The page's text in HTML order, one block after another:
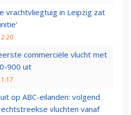
vrachtvliegtuig in Leipzig zat
commerciële vlucht met
900 uit
op ABC-eilanden: volgend
vluchten vanaf